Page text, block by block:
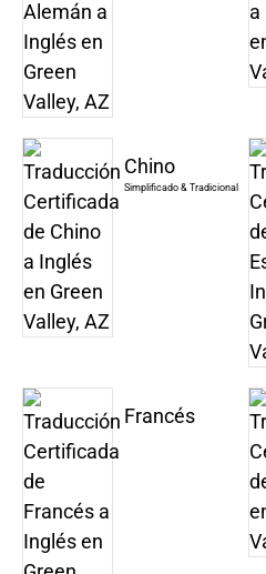
Chino
Simplificado & Tradicional
Francés